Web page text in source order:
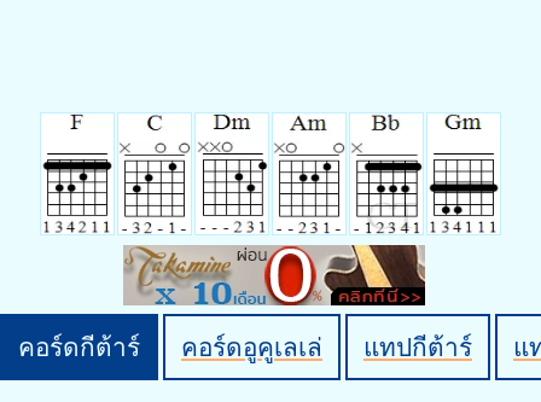
คอร์ดกีต้าร์ คอร์ดอูคูเลเล่ แทปกีต้าร์ แ